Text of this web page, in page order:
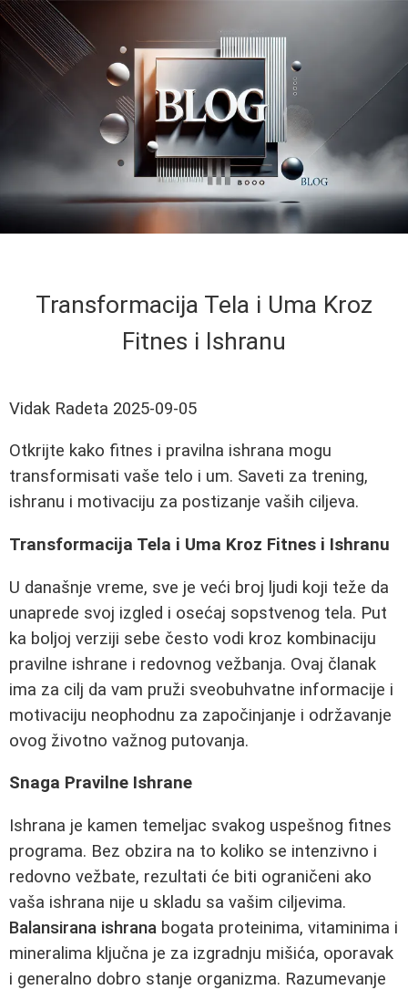
Transformacija Tela i Uma Kroz
Fitnes i Ishranu
Vidak Radeta 2025-09-05
Otkrijte kako fitnes i pravilna ishrana mogu
transformisati vaše telo i um. Saveti za trening,
ishranu i motivaciju za postizanje vaših ciljeva.
Transformacija Tela i Uma Kroz Fitnes i Ishranu
U današnje vreme, sve je veći broj ljudi koji teže da
unaprede svoj izgled i osećaj sopstvenog tela. Put
ka boljoj verziji sebe često vodi kroz kombinaciju
pravilne ishrane i redovnog vežbanja. Ovaj članak
ima za cilj da vam pruži sveobuhvatne informacije i
motivaciju neophodnu za započinjanje i održavanje
ovog životno važnog putovanja.
Snaga Pravilne Ishrane
Ishrana je kamen temeljac svakog uspešnog fitnes
programa. Bez obzira na to koliko se intenzivno i
redovno vežbate, rezultati će biti ograničeni ako
vaša ishrana nije u skladu sa vašim ciljevima.
Balansirana ishrana bogata proteinima, vitaminima i
mineralima ključna je za izgradnju mišića, oporavak
i generalno dobro stanje organizma. Razumevanje